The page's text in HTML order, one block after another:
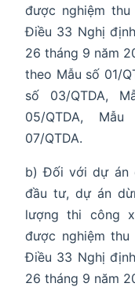
được nghiệm
Điều 33 Nghị
26 tháng 9 năm
theo Mẫu số 01/
số 03/QTDA,
05/QTDA,
07/QTDA.
b) Đối với dự án
đầu tư, dự án
lượng thi công
được nghiệm
Điều 33 Nghị
26 tháng 9 năm